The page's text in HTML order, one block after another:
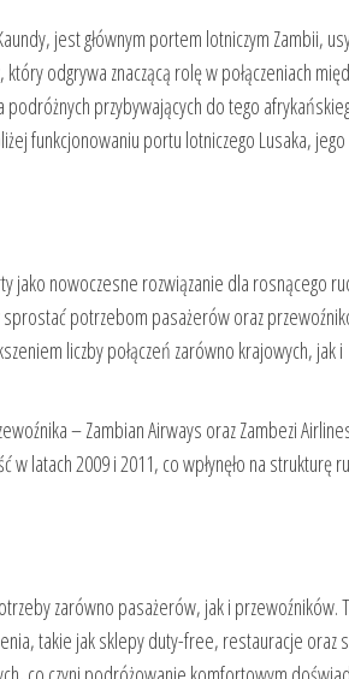
jest głównym portem lotniczym Zambii,
odgrywa znaczącą rolę w połączeniach
przybywających do tego
funkcjonowaniu portu lotniczego Lusaka,
jako nowoczesne rozwiązanie dla rosnącego
potrzebom pasażerów oraz
liczby połączeń zarówno krajowych, jak i
– Zambian Airways oraz Zambezi
latach 2009 i 2011, co wpłynęło na strukturę
zarówno pasażerów, jak i przewoźników.
takie jak sklepy duty-free, restauracje oraz